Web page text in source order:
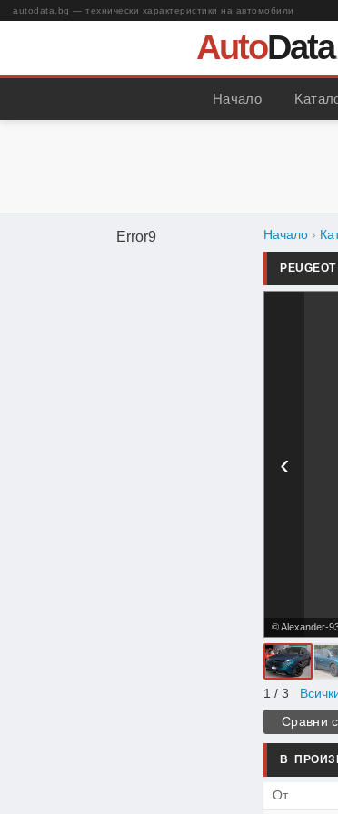
autodata.bg — технически характеристики на автомобили
AutoData
Начало
Error9 Начало ›
‹
© Alexander-
1 / 3
Сравни
В
От